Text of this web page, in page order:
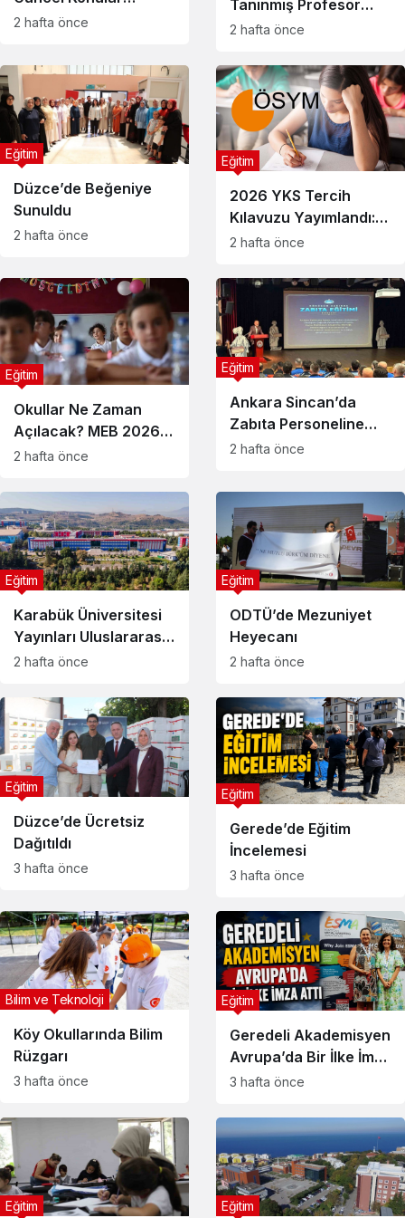
Çıkabilir? Uzman
Tavsiyeler
2 hafta önce
Tanınmış Profesör
Hayatını Kaybetti
2 hafta önce
Düzce’de Beğeniye
Sunuldu
Eğitim
2 hafta önce
2026 YKS Tercih
Kılavuzu Yayımlandı:
Üniversite Tercihleri
Başlayacak?
Eğitim
2 hafta önce
Okullar Ne Zaman
Açılacak? MEB 2026-
2027 Eğitim Öğretim
Tüm Tarihler
Eğitim
2 hafta önce
Ankara Sincan’da
Zabıta Personeline
Özel Eğitim
Eğitim
2 hafta önce
Karabük Üniversitesi
Yayınları Uluslararası
Düzeyde Görünür
Eğitim
2 hafta önce
ODTÜ’de Mezuniyet
Heyecanı
Eğitim
2 hafta önce
Düzce’de Ücretsiz
Dağıtıldı
Eğitim
3 hafta önce
Gerede’de Eğitim
İncelemesi
Eğitim
3 hafta önce
Köy Okullarında Bilim
Rüzgarı
Bilim ve Teknoloji
3 hafta önce
Geredeli Akademisyen
Avrupa’da Bir İlke İmza
Attı
Eğitim
3 hafta önce
Eğitim Eğitim